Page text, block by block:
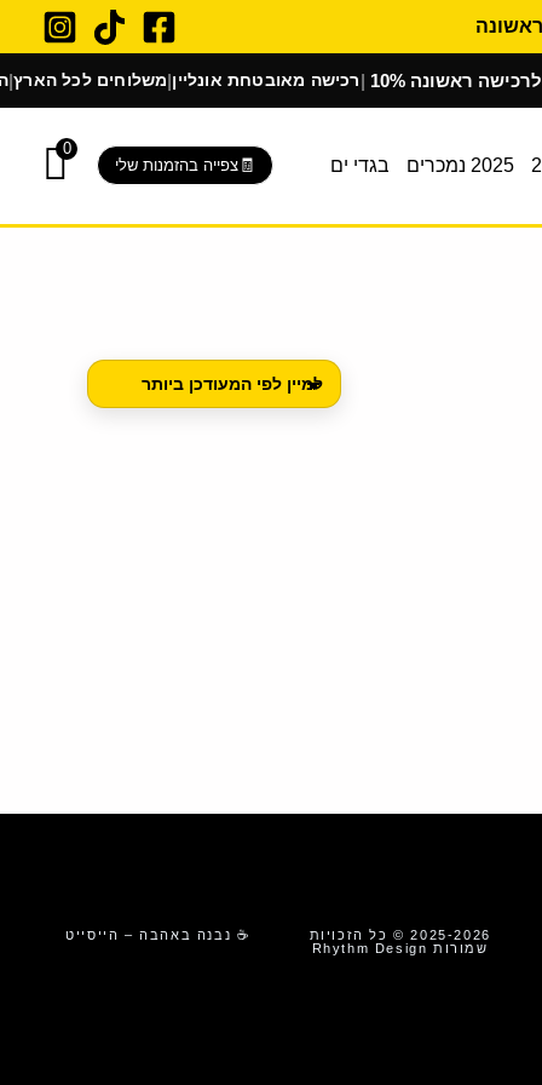
|משלוחים לכל הארץ|רכישה מאובטחת אונליין| ראשונה
2025 נמכרים בגדי ים צפייה בהזמנות שלי
0
2025-2026 © כל הזכויות
שמורות Rhythm Design
☕ נבנה באהבה – הייסייט